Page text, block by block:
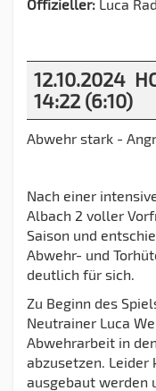
Offizieller: Luca
12.10.2024
14:22 (6:10)
Abwehr stark -
Nach einer
Albach 2 voller
Saison und
Abwehr- und
deutlich für sich.
Zu Beginn des
Neutrainer Luca
Abwehrarbeit in
abzusetzen. Leider
ausgebaut werden